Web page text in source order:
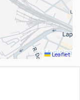
Leaflet